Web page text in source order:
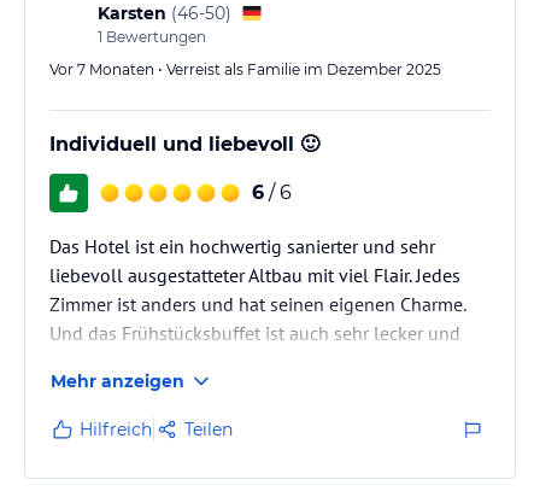
Karsten (46-50)
1 Bewertungen
Vor 7 Monaten • Verreist als Familie im Dezember 2025
Individuell und liebevoll 🙂
6 / 6
Das Hotel ist ein hochwertig sanierter und sehr
liebevoll ausgestatteter Altbau mit viel Flair. Jedes
Zimmer ist anders und hat seinen eigenen Charme.
Und das Frühstücksbuffet ist auch sehr lecker und
Mehr anzeigen
Hilfreich Teilen